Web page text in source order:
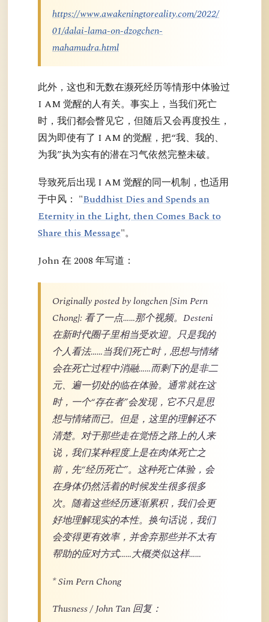
https://www.awakeningtoreality.com/2022/
01/dalai-lama-on-dzogchen-
mahamudra.html
此外，这也和无数在濒死经历等情形中体验过
I AM 觉醒的人有关。事实上，当我们死亡
时，我们都会瞥见它，但随后又会再度投生，
因为即使有了 I AM 的觉醒，把“我、我的、
为我”执为实有的潜在习气依然完整未破。
导致死后出现 I AM 觉醒的同一机制，也适用
于中风： "Buddhist Dies and Spends an
Eternity in the Light, then Comes Back to
Share this Message"。
John 在 2008 年写道：
Originally posted by longchen [Sim Pern
Chong]: 看了一点……那个视频。Desteni
在新时代圈子里相当受欢迎。只是我的
个人看法……当我们死亡时，思想与情绪
会在死亡过程中消融……而剩下的是非二
元、遍一切处的临在体验。通常就在这
时，一个“存在者”会发现，它不只是思
想与情绪而已。但是，这里的理解还不
清楚。对于那些走在觉悟之路上的人来
说，我们某种程度上是在肉体死亡之
前，先“经历死亡”。这种死亡体验，会
在身体仍然活着的时候发生很多很多
次。随着这些经历逐渐累积，我们会更
好地理解现实的本性。换句话说，我们
会变得更有效率，并舍弃那些并不太有
帮助的应对方式……大概类似这样……
* Sim Pern Chong
Thusness / John Tan 回复：